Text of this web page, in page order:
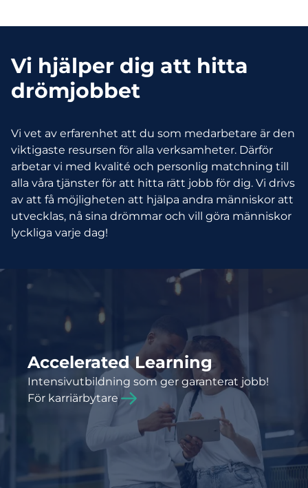
Vi vet av erfarenhet att du som medarbetare är den
viktigaste resursen för alla verksamheter. Därför
arbetar vi med kvalité och personlig matchning till
alla våra tjänster för att hitta rätt jobb för dig. Vi drivs
av att få möjligheten att hjälpa andra människor att
utvecklas, nå sina drömmar och vill göra människor
lyckliga varje dag!
Vi hjälper dig att hitta
drömjobbet
Accelerated Learning
Intensivutbildning som ger garanterat jobb!
För karriärbytare